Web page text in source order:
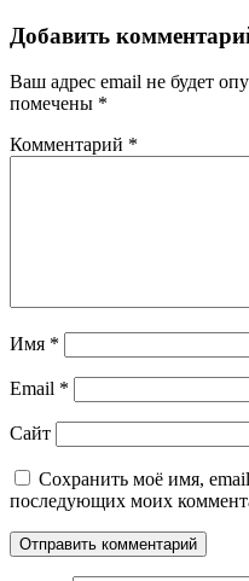
Добавить
Ваш адрес email не будет
помечены *
Комментарий *
Имя *
Email *
Сайт
Сохранить моё имя, email
последующих моих